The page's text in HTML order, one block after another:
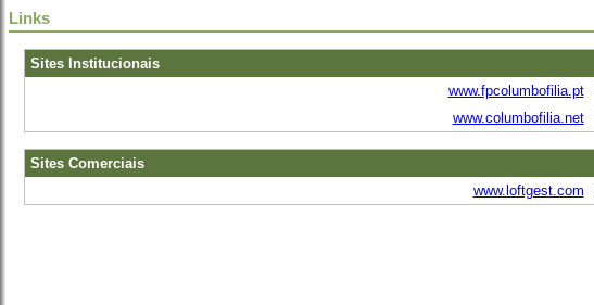
Links
Sites Institucionais
www.fpcolumbofilia.pt
www.columbofilia.net
Sites Comerciais
www.loftgest.com